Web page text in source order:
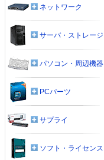
ネットワーク
サーバ・ストレージ
パソコン・周辺機器
PCパーツ
サプライ
ソフト・ライセンス